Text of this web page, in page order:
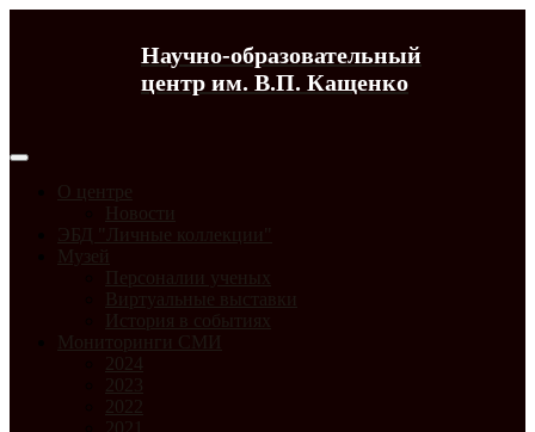
Научно-образовательный
центр им. В.П. Кащенко
О центре
Новости
ЭБД "Личные коллекции"
Музей
Персоналии ученых
Виртуальные выставки
История в событиях
Мониторинги СМИ
2024
2023
2022
2021